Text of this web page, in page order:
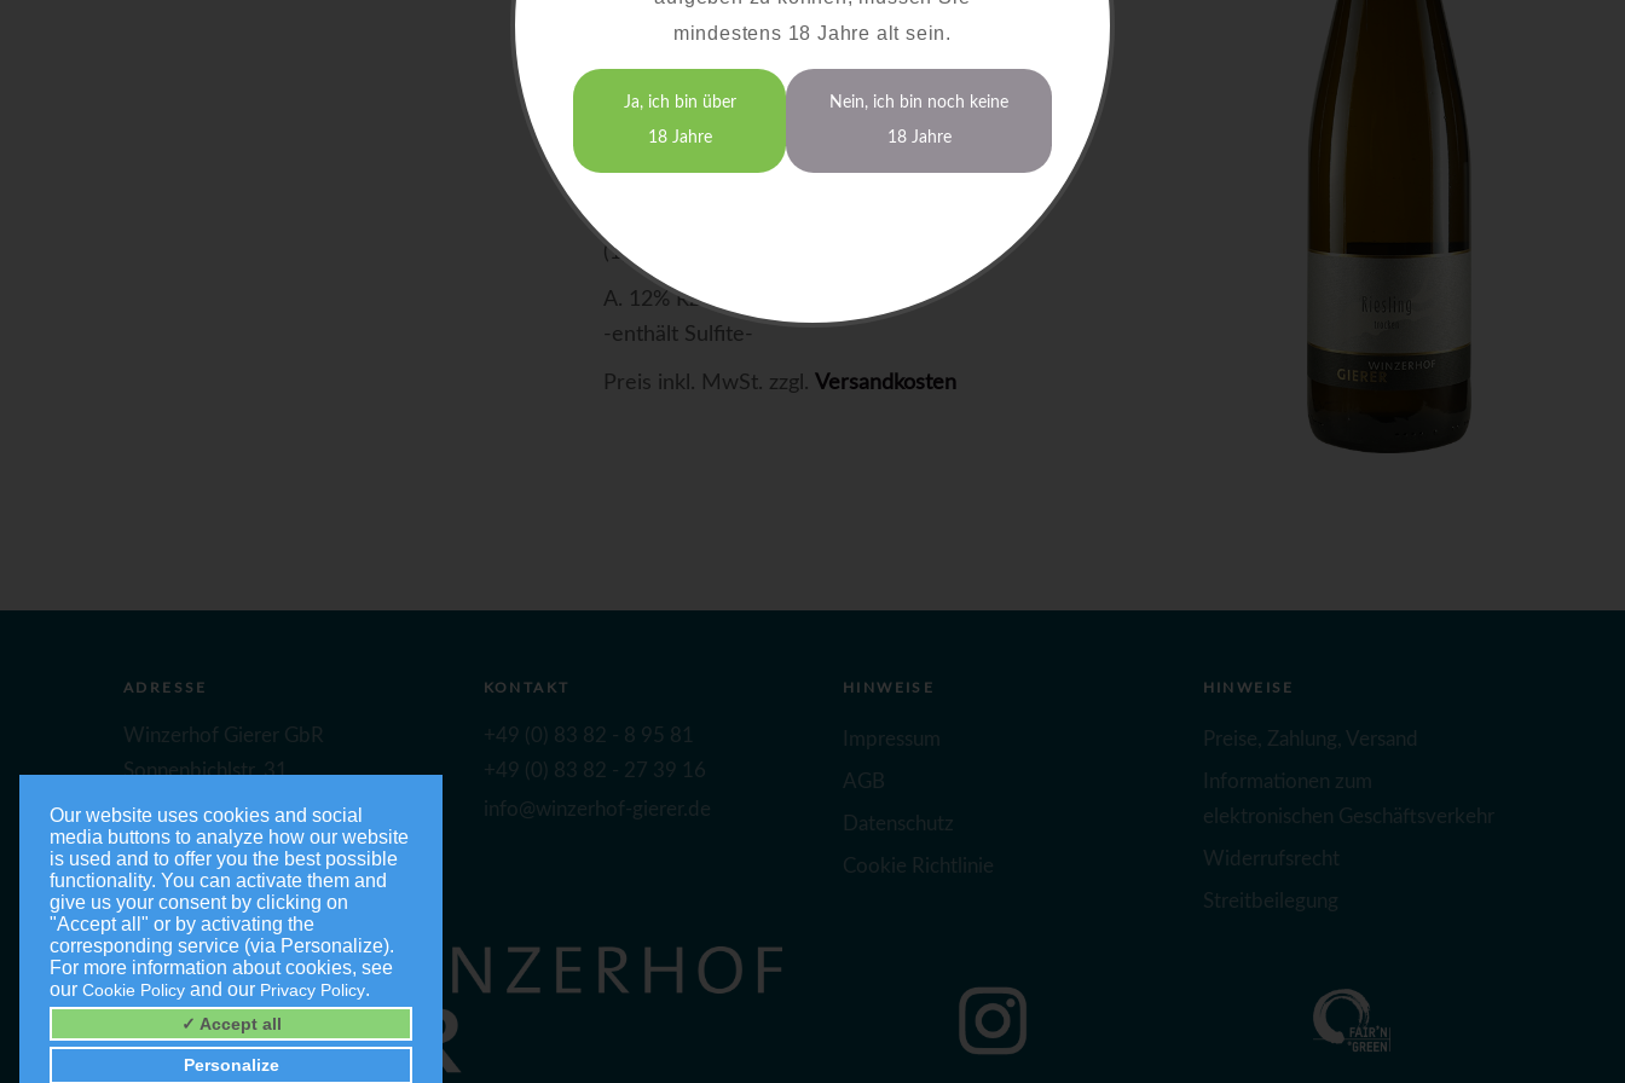
15,00 €
(1,0 Liter = 20 €)
A. 12% RZ: 0,6 S: 8,2
-enthält Sulfite-
Preis inkl. MwSt. zzgl. Versandkosten
ADRESSE
Winzerhof Gierer GbR
Sonnenbichlstr. 31
88149 Nonnenhorn
KONTAKT
+49 (0) 83 82 - 8 95 81
+49 (0) 83 82 - 27 39 16
info@winzerhof-gierer.de
HINWEISE
Impressum
AGB
Datenschutz
Cookie Richtlinie
HINWEISE
Preise, Zahlung, Versand
Informationen zum
elektronischen Geschäftsverkehr
Widerrufsrecht
Streitbeilegung
mindestens 18 Jahre alt sein.
Ja, ich bin über
18 Jahre
Nein, ich bin noch keine
18 Jahre
Our website uses cookies and social
media buttons to analyze how our website
is used and to offer you the best possible
functionality. You can activate them and
give us your consent by clicking on
"Accept all" or by activating the
corresponding service (via Personalize).
For more information about cookies, see
our Cookie Policy and our Privacy Policy.
✓ Accept all
Personalize